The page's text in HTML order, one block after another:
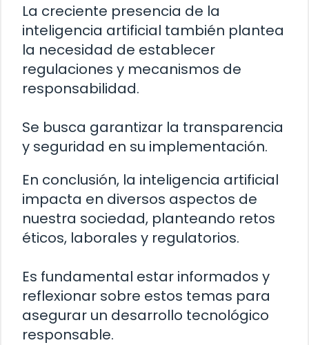
La creciente presencia de la
inteligencia artificial también plantea
la necesidad de establecer
regulaciones y mecanismos de
responsabilidad.
Se busca garantizar la transparencia
y seguridad en su implementación.
En conclusión, la inteligencia artificial
impacta en diversos aspectos de
nuestra sociedad, planteando retos
éticos, laborales y regulatorios.
Es fundamental estar informados y
reflexionar sobre estos temas para
asegurar un desarrollo tecnológico
responsable.